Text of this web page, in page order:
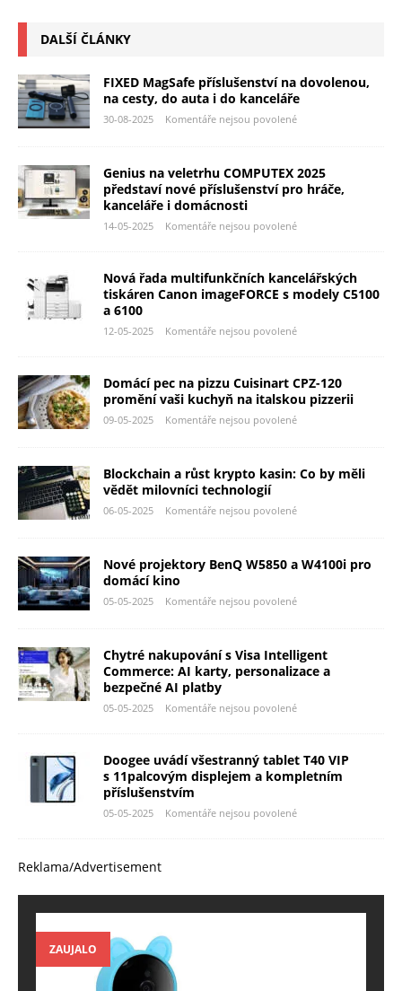
DALŠÍ ČLÁNKY
FIXED MagSafe příslušenství na dovolenou,
na cesty, do auta i do kanceláře
30-08-2025 Komentáře nejsou povolené
Genius na veletrhu COMPUTEX 2025
představí nové příslušenství pro hráče,
kanceláře i domácnosti
14-05-2025 Komentáře nejsou povolené
Nová řada multifunkčních kancelářských
tiskáren Canon imageFORCE s modely C5100
a 6100
12-05-2025 Komentáře nejsou povolené
Domácí pec na pizzu Cuisinart CPZ-120
promění vaši kuchyň na italskou pizzerii
09-05-2025 Komentáře nejsou povolené
Blockchain a růst krypto kasin: Co by měli
vědět milovníci technologií
06-05-2025 Komentáře nejsou povolené
Nové projektory BenQ W5850 a W4100i pro
domácí kino
05-05-2025 Komentáře nejsou povolené
Chytré nakupování s Visa Intelligent
Commerce: AI karty, personalizace a
bezpečné AI platby
05-05-2025 Komentáře nejsou povolené
Doogee uvádí všestranný tablet T40 VIP
s 11palcovým displejem a kompletním
příslušenstvím
05-05-2025 Komentáře nejsou povolené
Reklama/Advertisement
ZAUJALO